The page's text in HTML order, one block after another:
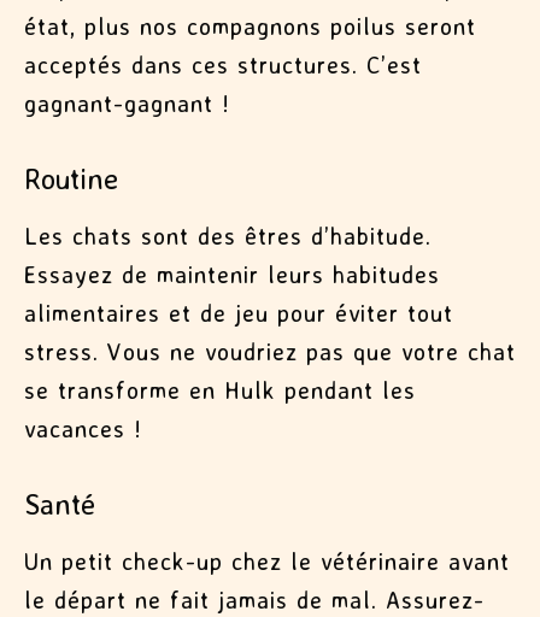
état, plus nos compagnons poilus seront
acceptés dans ces structures. C’est
gagnant-gagnant !
Routine
Les chats sont des êtres d’habitude.
Essayez de maintenir leurs habitudes
alimentaires et de jeu pour éviter tout
stress. Vous ne voudriez pas que votre chat
se transforme en Hulk pendant les
vacances !
Santé
Un petit check-up chez le vétérinaire avant
le départ ne fait jamais de mal. Assurez-